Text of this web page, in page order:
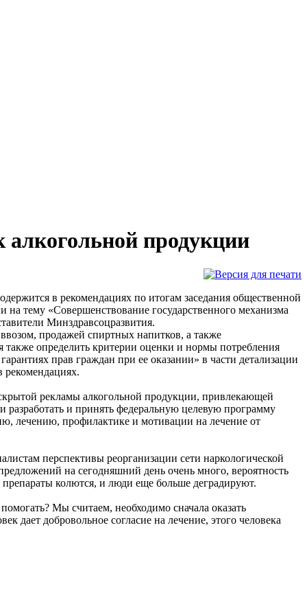
продукции
в рекомендациях по итогам заседания общественной
тему «Совершенствование государственного механизма
Минздравсоцразвития.
продажей спиртных напитков, а также
определить критерии оценки и нормы потребления
прав граждан при ее оказании» в части детализации
рекомендациях.
рекламы алкогольной продукции, привлекающей
разработать и принять федеральную целевую программу
лечению, профилактике и мотивации на лечение от
перспективы реорганизации сети наркологической
на сегодняшний день очень много, вероятность
колются, и люди еще больше деградируют.
Мы считаем, необходимо сначала оказать
дает добровольное согласие на лечение, этого человека